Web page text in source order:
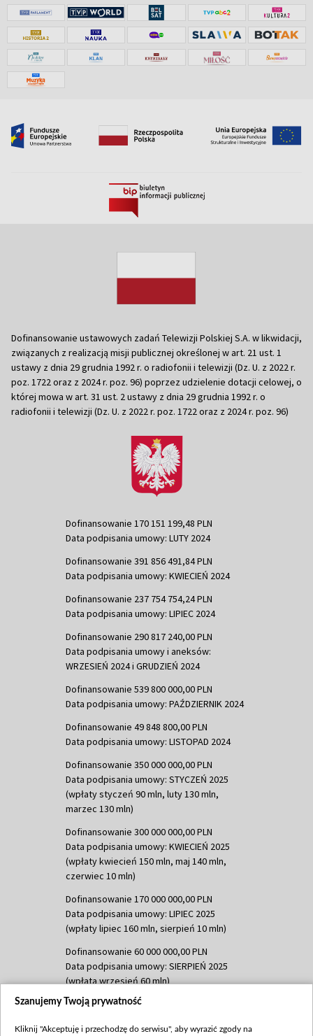
Dofinansowanie ustawowych zadań Telewizji Polskiej S.A. w likwidacji,
związanych z realizacją misji publicznej określonej w art. 21 ust. 1
ustawy z dnia 29 grudnia 1992 r. o radiofonii i telewizji (Dz. U. z 2022 r.
poz. 1722 oraz z 2024 r. poz. 96) poprzez udzielenie dotacji celowej, o
której mowa w art. 31 ust. 2 ustawy z dnia 29 grudnia 1992 r. o
radiofonii i telewizji (Dz. U. z 2022 r. poz. 1722 oraz z 2024 r. poz. 96)
Dofinansowanie 170 151 199,48 PLN
Data podpisania umowy: LUTY 2024
Dofinansowanie 391 856 491,84 PLN
Data podpisania umowy: KWIECIEŃ 2024
Dofinansowanie 237 754 754,24 PLN
Data podpisania umowy: LIPIEC 2024
Dofinansowanie 290 817 240,00 PLN
Data podpisania umowy i aneksów:
WRZESIEŃ 2024 i GRUDZIEŃ 2024
Dofinansowanie 539 800 000,00 PLN
Data podpisania umowy: PAŹDZIERNIK 2024
Dofinansowanie 49 848 800,00 PLN
Data podpisania umowy: LISTOPAD 2024
Dofinansowanie 350 000 000,00 PLN
Data podpisania umowy: STYCZEŃ 2025
(wpłaty styczeń 90 mln, luty 130 mln,
marzec 130 mln)
Dofinansowanie 300 000 000,00 PLN
Data podpisania umowy: KWIECIEŃ 2025
(wpłaty kwiecień 150 mln, maj 140 mln,
czerwiec 10 mln)
Dofinansowanie 170 000 000,00 PLN
Data podpisania umowy: LIPIEC 2025
(wpłaty lipiec 160 mln, sierpień 10 mln)
Dofinansowanie 60 000 000,00 PLN
Data podpisania umowy: SIERPIEŃ 2025
(wpłata wrzesień 60 mln)
Dofinansowanie 635 783 051,21 PLN
(wpłata wrzesień 100 mln, październik 350
Szanujemy Twoją prywatność
Kliknij "Akceptuję i przechodzę do serwisu", aby wyrazić zgody na